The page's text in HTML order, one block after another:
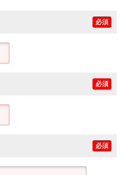
必須
必須
必須